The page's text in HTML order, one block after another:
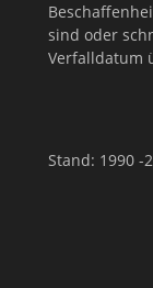
sind oder
Verfalldatum
Stand: 1990 -